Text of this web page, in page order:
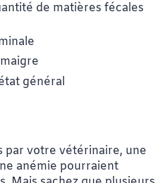
de matières fécales
général
par votre vétérinaire, une
anémie pourraient